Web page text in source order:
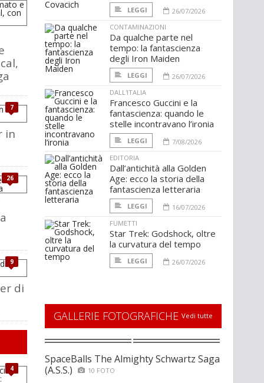
7
in
26
9
di
4
LEGGI
26/07/2026
CONTAMINAZIONI
Da qualche parte nel
tempo: la fantascienza
degli Iron Maiden
LEGGI
26/07/2026
DALL'ITALIA
Francesco Guccini e la
fantascienza: quando le
stelle incontravano l’ironia
LEGGI
7/08/2026
EDITORIA
Dall’antichità alla Golden
Age: ecco la storia della
fantascienza letteraria
LEGGI
16/07/2026
FUMETTI
Star Trek: Godshock, oltre
la curvatura del tempo
LEGGI 26/07/2026
GALLERIE FOTOGRAFICHE Vedi tutte
SpaceBalls The Almighty Schwartz Saga
(A.S.S.)
10 FOTO